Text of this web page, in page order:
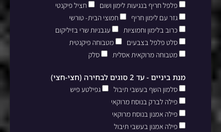
פלפל חריף בנגיעות לימון ושום
חציל פיקנטי
גזר עם לימון חריף
חמוצי הבית- טורשי
כרוב בלימון וחמוציות
עגבניות שרי בזיליקום
סלט פלפל בצבעים
מטבוחה פיקנטית
מטבוחה מרוקאית אסלית
סלק
מנת ביניים - עד 2 סוגים לבחירה (חצי-חצי)
סלמון השף בעשבי תיבול
גפילטע פיש
פילה לברק בנוסח מרוקאי
פילה אמנון בנוסח מרוקאי
פילה אמנון בעשבי תיבול